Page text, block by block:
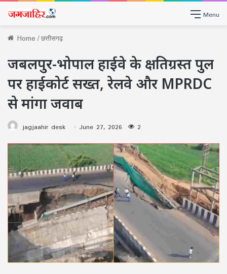
Menu
Home/छत्तीसगढ़
जबलपुर-भोपाल हाईवे के क्षतिग्रस्त पुल
पर हाईकोर्ट सख्त, रेलवे और MPRDC
से मांगा जवाब
jagjaahir desk June 27, 2026 2